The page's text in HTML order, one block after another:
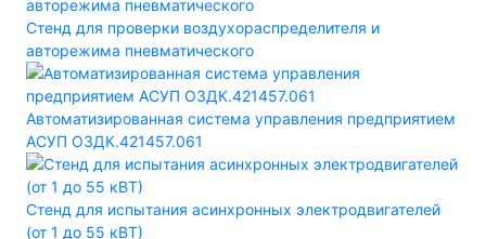
Стенд для проверки воздухораспределителя и
авторежима пневматического
Автоматизированная система управления предприятием
АСУП ОЗДК.421457.061
Стенд для испытания асинхронных электродвигателей
(от 1 до 55 кВТ)